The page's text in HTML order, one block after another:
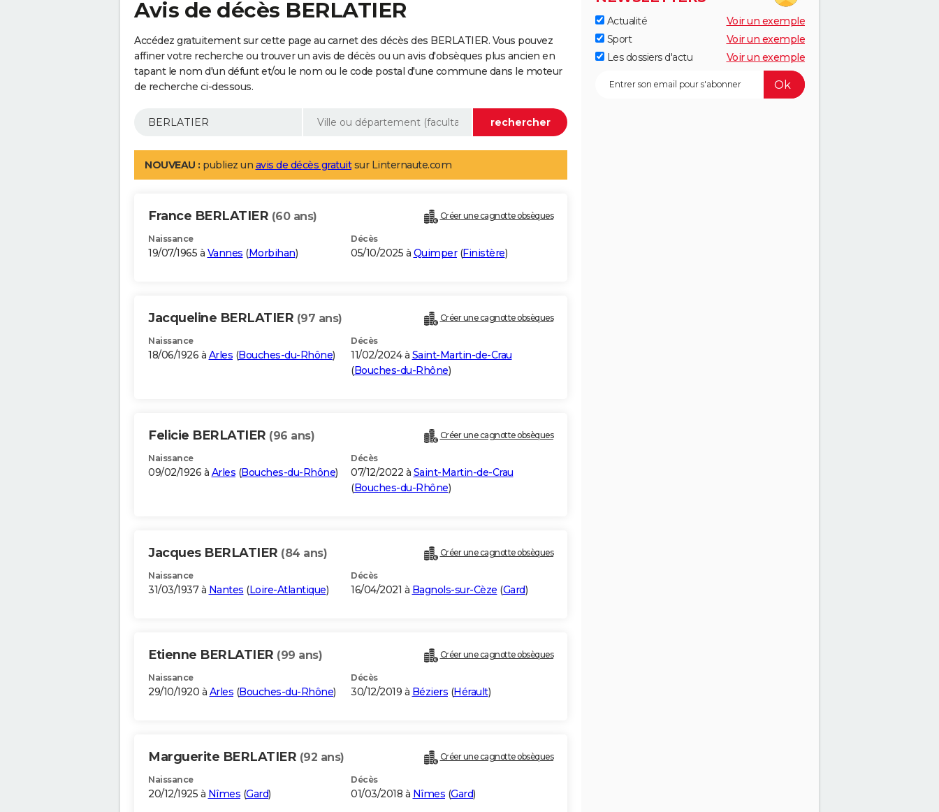
Avis de décès BERLATIER
Accédez gratuitement sur cette page au carnet des décès des BERLATIER. Vous pouvez
affiner votre recherche ou trouver un avis de décès ou un avis d'obsèques plus ancien en
tapant le nom d'un défunt et/ou le nom ou le code postal d'une commune dans le moteur
de recherche ci-dessous.
NOUVEAU : publiez un avis de décès gratuitsur Linternaute.com
France BERLATIER (60 ans) Créer une cagnotte obsèques
Naissance
19/07/1965 à Vannes (Morbihan)
Décès
05/10/2025 à Quimper(Finistère)
Jacqueline BERLATIER (97 ans) Créer une cagnotte obsèques
Naissance
18/06/1926 à Arles (Bouches-du-Rhône)
Décès
11/02/2024 à Saint-Martin-de-Crau
(Bouches-du-Rhône)
Felicie BERLATIER (96 ans) Créer une cagnotte obsèques
Naissance
09/02/1926 à Arles (Bouches-du-Rhône)
Décès
07/12/2022 à Saint-Martin-de-Crau
(Bouches-du-Rhône)
Jacques BERLATIER (84 ans) Créer une cagnotte obsèques
Naissance
31/03/1937 à Nantes (Loire-Atlantique)
Décès
16/04/2021 à Bagnols-sur-Cèze (Gard)
Etienne BERLATIER (99 ans) Créer une cagnotte obsèques
Naissance
29/10/1920 à Arles (Bouches-du-Rhône)
Décès
30/12/2019 à Béziers (Hérault)
Marguerite BERLATIER (92 ans) Créer une cagnotte obsèques
Naissance
20/12/1925 à Nîmes (Gard)
Décès
01/03/2018 à Nîmes (Gard)
Actualité
Voir un exemple
Sport
Voir un exemple
Les dossiers d'actu
Voir un exemple